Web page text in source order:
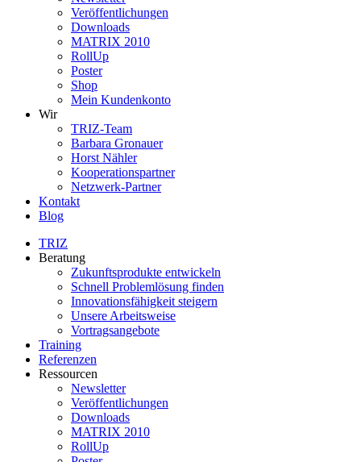
Veröffentlichungen
Downloads
MATRIX 2010
RollUp
Poster
Shop
Mein Kundenkonto
Wir
TRIZ-Team
Barbara Gronauer
Horst Nähler
Kooperationspartner
Netzwerk-Partner
Kontakt
Blog
TRIZ
Beratung
Zukunftsprodukte entwickeln
Schnell Problemlösung finden
Innovationsfähigkeit steigern
Unsere Arbeitsweise
Vortragsangebote
Training
Referenzen
Ressourcen
Newsletter
Veröffentlichungen
Downloads
MATRIX 2010
RollUp